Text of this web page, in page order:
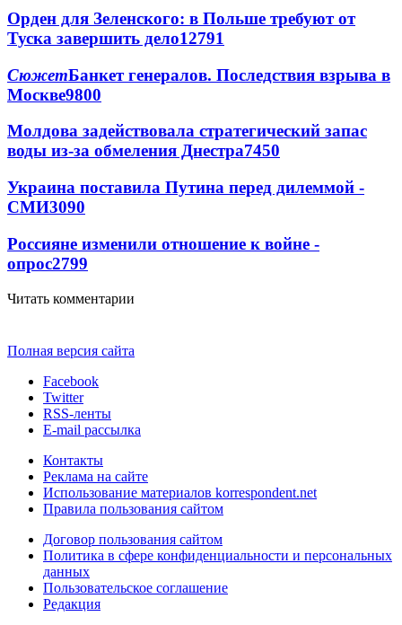
Орден для Зеленского: в Польше требуют от
Туска завершить дело12791
СюжетБанкет генералов. Последствия взрыва в
Москве9800
Молдова задействовала стратегический запас
воды из-за обмеления Днестра7450
Украина поставила Путина перед дилеммой -
СМИ3090
Россияне изменили отношение к войне -
опрос2799
Читать комментарии
Полная версия сайта
Facebook
Twitter
RSS-ленты
E-mail рассылка
Контакты
Реклама на сайте
Использование материалов korrespondent.net
Правила пользования сайтом
Договор пользования сайтом
Политика в сфере конфиденциальности и персональных
данных
Пользовательское соглашение
Редакция